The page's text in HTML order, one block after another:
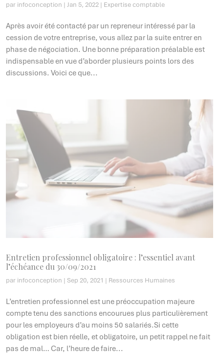
par infoconception | Jan 5, 2022 | Expertise comptable
Après avoir été contacté par un repreneur intéressé par la
cession de votre entreprise, vous allez par la suite entrer en
phase de négociation. Une bonne préparation préalable est
indispensable en vue d’aborder plusieurs points lors des
discussions. Voici ce que...
Entretien professionnel obligatoire : l’essentiel avant
l’échéance du 30/09/2021
par infoconception | Sep 20, 2021 | Ressources Humaines
L’entretien professionnel est une préoccupation majeure
compte tenu des sanctions encourues plus particulièrement
pour les employeurs d’au moins 50 salariés.Si cette
obligation est bien réelle, et obligatoire, un petit rappel ne fait
pas de mal… Car, l’heure de faire...